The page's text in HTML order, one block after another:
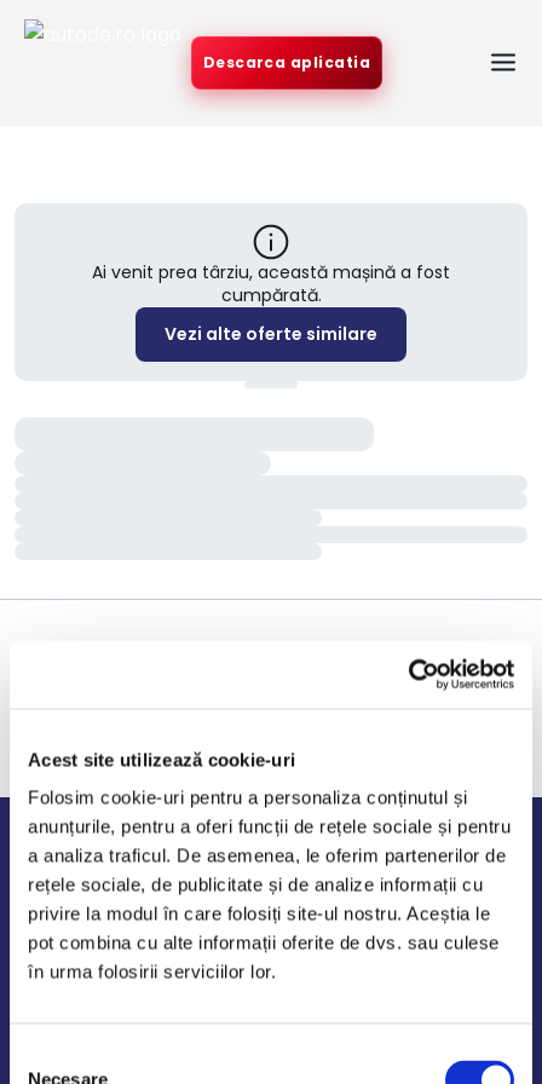
Acest site utilizează cookie-uri
Folosim cookie-uri pentru a personaliza conținutul și
anunțurile, pentru a oferi funcții de rețele sociale și pentru
a analiza traficul. De asemenea, le oferim partenerilor de
rețele sociale, de publicitate și de analize informații cu
privire la modul în care folosiți site-ul nostru. Aceștia le
pot combina cu alte informații oferite de dvs. sau culese
în urma folosirii serviciilor lor.
Necesare
Descarca aplicatia
Ai venit prea târziu, această mașină a fost
cumpărată.
Vezi alte oferte similare
Program de lucru
Luni - Vineri: 09:00-18:00
Sambata - Duminica: 10:00-14:00